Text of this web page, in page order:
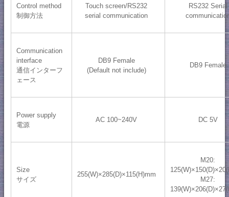
Control method
制御方法
Touch screen/RS232
serial communication
RS232 Serial
Communication
interface
通信インターフ
ェース
DB9 Female
(Default not include)
DB9 Female
Power supply
電源
AC 100~240V DC 5V
Size
サイズ
255(W)×285(D)×115(H)mm
M20:
M27: